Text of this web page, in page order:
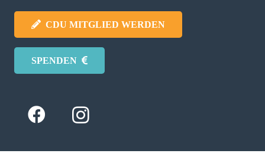
CDU MITGLIED WERDEN
SPENDEN